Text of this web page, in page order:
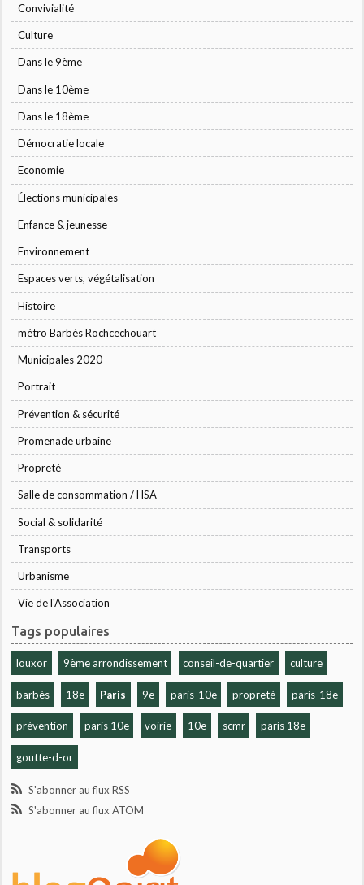
Convivialité
Culture
Dans le 9ème
Dans le 10ème
Dans le 18ème
Démocratie locale
Economie
Élections municipales
Enfance & jeunesse
Environnement
Espaces verts, végétalisation
Histoire
métro Barbès Rochcechouart
Municipales 2020
Portrait
Prévention & sécurité
Promenade urbaine
Propreté
Salle de consommation / HSA
Social & solidarité
Transports
Urbanisme
Vie de l'Association
Tags populaires
louxor 9ème arrondissement conseil-de-quartier culture
barbès 18e Paris 9e paris-10e propreté paris-18e
prévention paris 10e voirie 10e scmr paris 18e
goutte-d-or
S'abonner au flux RSS
S'abonner au flux ATOM